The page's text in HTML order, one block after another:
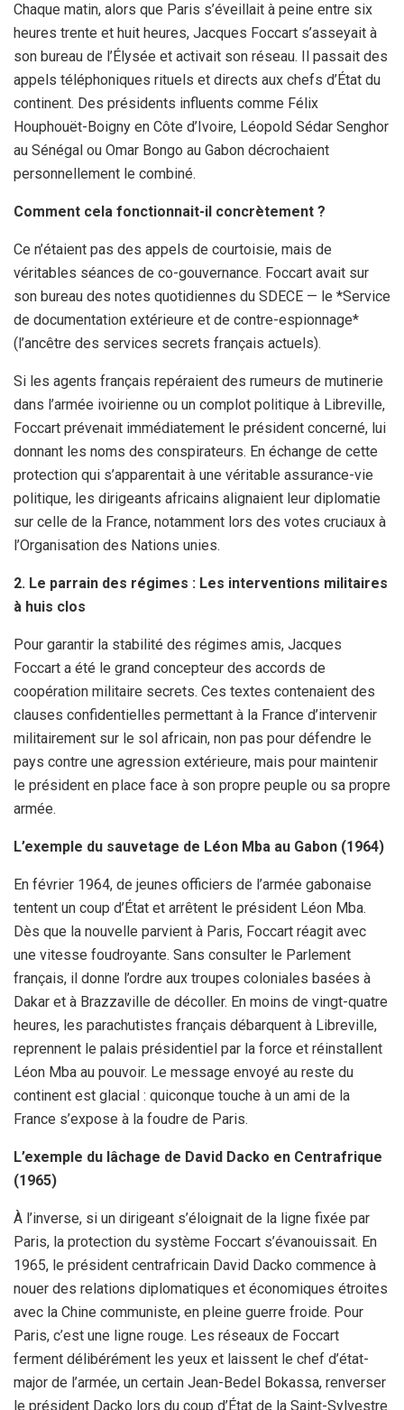
Chaque matin, alors que Paris s’éveillait à peine entre six
heures trente et huit heures, Jacques Foccart s’asseyait à
son bureau de l’Élysée et activait son réseau. Il passait des
appels téléphoniques rituels et directs aux chefs d’État du
continent. Des présidents influents comme Félix
Houphouët-Boigny en Côte d’Ivoire, Léopold Sédar Senghor
au Sénégal ou Omar Bongo au Gabon décrochaient
personnellement le combiné.
Comment cela fonctionnait-il concrètement ?
Ce n’étaient pas des appels de courtoisie, mais de
véritables séances de co-gouvernance. Foccart avait sur
son bureau des notes quotidiennes du SDECE — le *Service
de documentation extérieure et de contre-espionnage*
(l’ancêtre des services secrets français actuels).
Si les agents français repéraient des rumeurs de mutinerie
dans l’armée ivoirienne ou un complot politique à Libreville,
Foccart prévenait immédiatement le président concerné, lui
donnant les noms des conspirateurs. En échange de cette
protection qui s’apparentait à une véritable assurance-vie
politique, les dirigeants africains alignaient leur diplomatie
sur celle de la France, notamment lors des votes cruciaux à
l’Organisation des Nations unies.
2. Le parrain des régimes : Les interventions militaires
à huis clos
Pour garantir la stabilité des régimes amis, Jacques
Foccart a été le grand concepteur des accords de
coopération militaire secrets. Ces textes contenaient des
clauses confidentielles permettant à la France d’intervenir
militairement sur le sol africain, non pas pour défendre le
pays contre une agression extérieure, mais pour maintenir
le président en place face à son propre peuple ou sa propre
armée.
L’exemple du sauvetage de Léon Mba au Gabon (1964)
En février 1964, de jeunes officiers de l’armée gabonaise
tentent un coup d’État et arrêtent le président Léon Mba.
Dès que la nouvelle parvient à Paris, Foccart réagit avec
une vitesse foudroyante. Sans consulter le Parlement
français, il donne l’ordre aux troupes coloniales basées à
Dakar et à Brazzaville de décoller. En moins de vingt-quatre
heures, les parachutistes français débarquent à Libreville,
reprennent le palais présidentiel par la force et réinstallent
Léon Mba au pouvoir. Le message envoyé au reste du
continent est glacial : quiconque touche à un ami de la
France s’expose à la foudre de Paris.
L’exemple du lâchage de David Dacko en Centrafrique
(1965)
À l’inverse, si un dirigeant s’éloignait de la ligne fixée par
Paris, la protection du système Foccart s’évanouissait. En
1965, le président centrafricain David Dacko commence à
nouer des relations diplomatiques et économiques étroites
avec la Chine communiste, en pleine guerre froide. Pour
Paris, c’est une ligne rouge. Les réseaux de Foccart
ferment délibérément les yeux et laissent le chef d’état-
major de l’armée, un certain Jean-Bedel Bokassa, renverser
le président Dacko lors du coup d’État de la Saint-Sylvestre.